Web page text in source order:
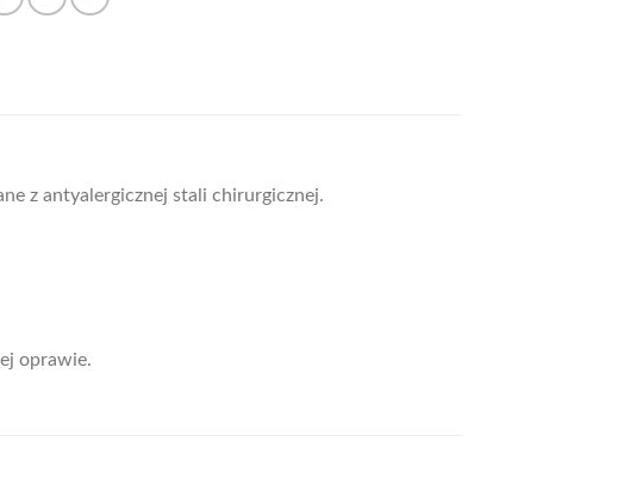
z antyalergicznej stali chirurgicznej.
oprawie.